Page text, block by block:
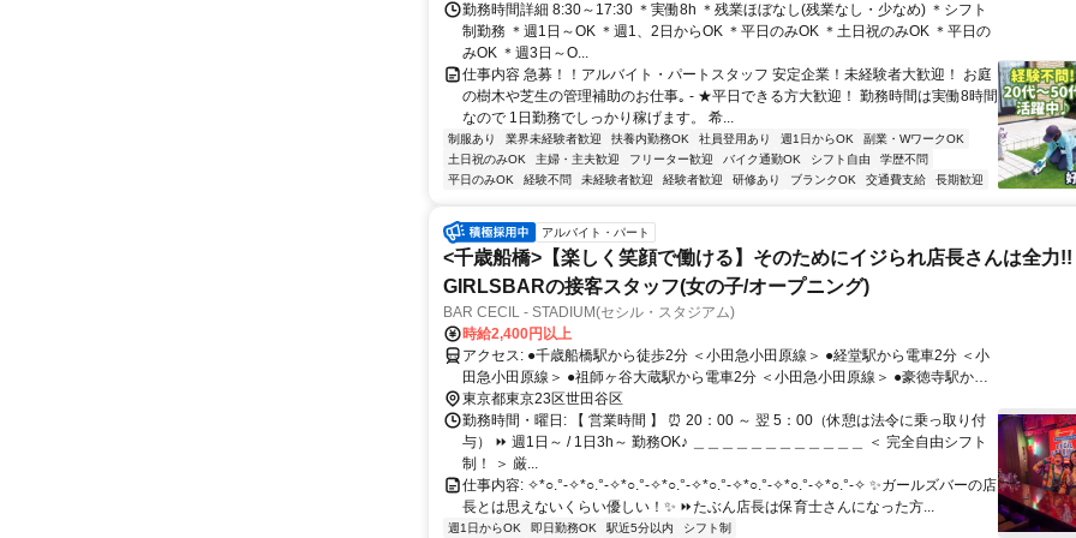
勤務時間詳細 8:30～17:30 ＊実働8h ＊残業ほぼなし(残業なし・少なめ) ＊シフト
制勤務 ＊週1日～OK ＊週1、2日からOK ＊平日のみOK ＊土日祝のみOK ＊平日の
みOK ＊週3日～O...
仕事内容 急募！！アルバイト・パートスタッフ 安定企業！未経験者大歓迎！ お庭
の樹木や芝生の管理補助のお仕事｡ - ★平日できる方大歓迎！ 勤務時間は実働8時間
なので 1日勤務でしっかり稼げます。 希...
制服あり 業界未経験者歓迎 扶養内勤務OK 社員登用あり 週1日からOK
副業・WワークOK
土日祝のみOK
主婦・主夫歓迎 フリーター歓迎 バイク通勤OK シフト自由
学歴不問
平日のみOK
経験不問 未経験者歓迎 経験者歓迎 研修あり ブランクOK 交通費支給 長期歓迎
アルバイト・パート
<千歳船橋>【楽しく笑顔で働ける】そのためにイジられ店長さんは全力!!
GIRLSBARの接客スタッフ(女の子/オープニング)
BAR CECIL - STADIUM(セシル・スタジアム)
時給2,400円以上
アクセス: ●千歳船橋駅から徒歩2分 ＜小田急小田原線＞ ●経堂駅から電車2分 ＜小
田急小田原線＞ ●祖師ヶ谷大蔵駅から電車2分 ＜小田急小田原線＞ ●豪徳寺駅から
電車4分 ＜小田急小田原線＞ ＜東急世田谷線＞ ●下北沢駅から電車8分 ＜小田急小
田原線＞ ＜京王井の頭線＞ =================================
東京都東京23区世田谷区
勤務時間・曜日: 【 営業時間 】 ⏰ 20：00 ～ 翌 5：00（休憩は法令に乗っ取り付
与） ⏩ 週1日～ / 1日3h～ 勤務OK♪ ＿＿＿＿＿＿＿＿＿＿＿＿ ＜ 完全自由シフト
制！ ＞ 厳...
仕事内容: ✧*○.°-✧*○.°-✧*○.°-✧*○.°-✧*○.°-✧*○.°-✧*○.°-✧*○.°-✧ ✨ガールズバーの店
長とは思えないくらい優しい！✨ ⏩たぶん店長は保育士さんになった方...
週1日からOK 即日勤務OK 駅近5分以内 シフト制